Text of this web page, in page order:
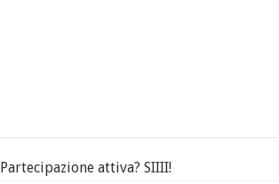
Partecipazione attiva? SIIII!